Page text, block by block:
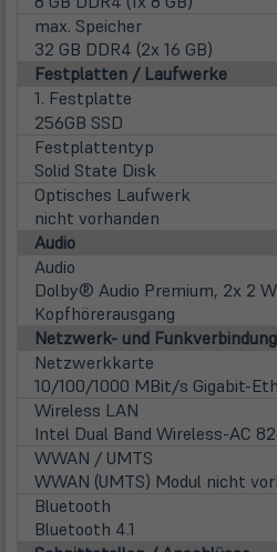
max. Speicher
32 GB DDR4 (2x 16 GB)
Festplatten / Laufwerke
1. Festplatte
256GB SSD
Festplattentyp
Solid State Disk
Optisches Laufwerk
nicht vorhanden
Audio
Audio
Dolby® Audio Premium, 2x 2
Kopfhörerausgang
Netzwerk- und
Netzwerkkarte
10/100/1000 MBit/s Gigabit-
Wireless LAN
Intel Dual Band Wireless-AC
WWAN / UMTS
WWAN (UMTS) Modul nicht
Bluetooth
Bluetooth 4.1